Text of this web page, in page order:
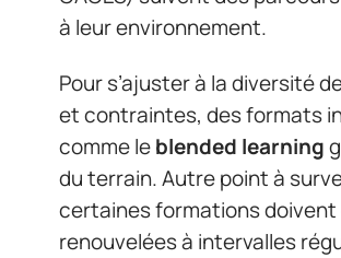
à leur environnement.
Pour s’ajuster à la diversité
et contraintes, des formats
comme leblended learning
du terrain. Autre point à
certaines formations
renouvelées à intervalles